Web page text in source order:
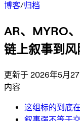
博客/归档
AR、MYRO
链上叙事到
更新于 2026年5月27
内容
这组标的到底